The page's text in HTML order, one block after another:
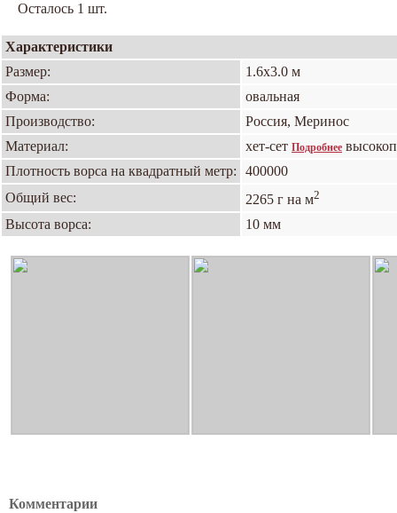
Осталось 1 шт.
Характеристики
Размер:
1.6х3.0 м
Форма:
овальная
Производство:
Россия, Меринос
Материал:
хет-сет Подробнее
Плотность ворса на квадратный метр:
400000
Общий вес:
2265 г на м2
Высота ворса: 10 мм
Комментарии